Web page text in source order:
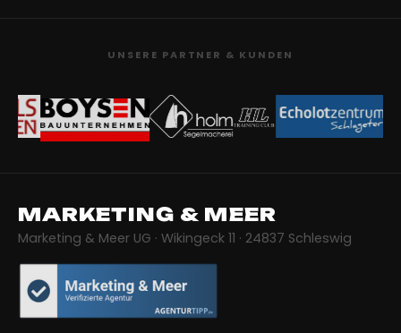
UNSERE PARTNER & KUNDEN
MARKETING & MEER
Marketing & Meer UG · Wikingeck 11 · 24837 Schleswig